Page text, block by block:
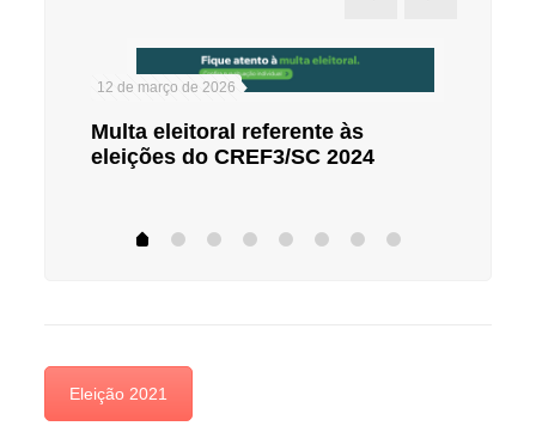
12 de março de 2026
Multa eleitoral referente às
eleições do CREF3/SC 2024
Eleição 2021